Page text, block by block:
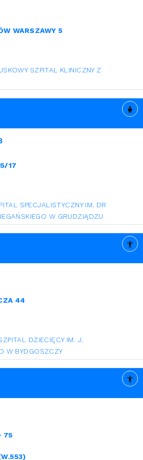
WARSZAWY 5
SZPITAL KLINICZNY Z
17
SPECJALISTYCZNY IM. DR
W GRUDZIĄDZU
44
DZIECIĘCY IM. J.
W BYDGOSZCZY
75